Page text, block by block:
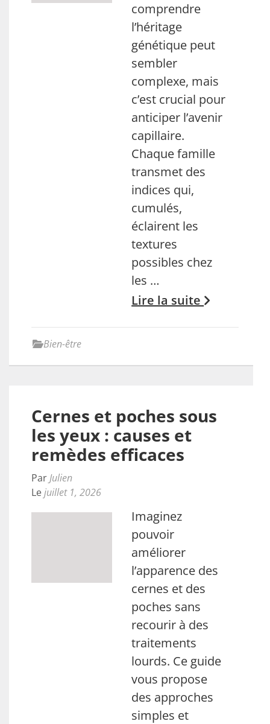
comprendre
l’héritage
génétique peut
sembler
complexe, mais
c’est crucial pour
anticiper l’avenir
capillaire.
Chaque famille
transmet des
indices qui,
cumulés,
éclairent les
textures
possibles chez
les …
Lire la suite
Bien-être
Cernes et poches sous
les yeux : causes et
remèdes efficaces
ParJulien
Lejuillet 1, 2026
Imaginez
pouvoir
améliorer
l’apparence des
cernes et des
poches sans
recourir à des
traitements
lourds. Ce guide
vous propose
des approches
simples et